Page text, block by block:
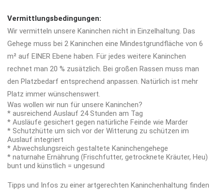
Vermittlungsbedingungen:
Wir vermitteln unsere Kaninchen nicht in Einzelhaltung. Das
Gehege muss bei 2 Kaninchen eine Mindestgrundfläche von 6
m² auf EINER Ebene haben. Für jedes weitere Kaninchen
rechnet man 20 % zusätzlich. Bei großen Rassen muss man
den Platzbedarf entsprechend anpassen. Natürlich ist mehr
Platz immer wünschenswert.
Was wollen wir nun für unsere Kaninchen?
* ausreichend Auslauf 24 Stunden am Tag
* Ausläufe gesichert gegen natürliche Feinde wie Marder
* Schutzhütte um sich vor der Witterung zu schützen im
Auslauf integriert
* Abwechslungsreich gestaltete Kaninchengehege
* naturnahe Ernährung (Frischfutter, getrocknete Kräuter, Heu)
bunt und künstlich = ungesund
Tipps und Infos zu einer artgerechten Kaninchenhaltung finden